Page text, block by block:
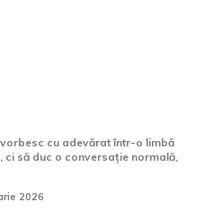
cu adevărat într-o limbă
ci să duc o conversație normală,
2026